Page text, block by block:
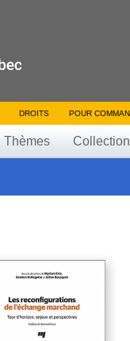
DROITS POUR
Thèmes